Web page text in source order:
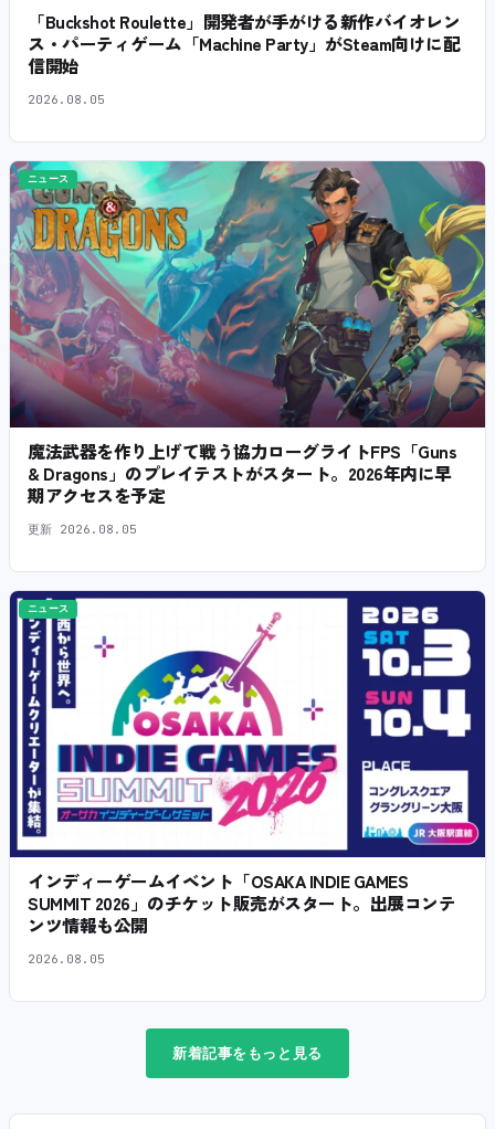
「Buckshot Roulette」開発者が手がける新作バイオレン
ス・パーティゲーム「Machine Party」がSteam向けに配
信開始
2026.08.05
ニュース
魔法武器を作り上げて戦う協力ローグライトFPS「Guns
& Dragons」のプレイテストがスタート。2026年内に早
期アクセスを予定
更新 2026.08.05
ニュース
インディーゲームイベント「OSAKA INDIE GAMES
SUMMIT 2026」のチケット販売がスタート。出展コンテ
ンツ情報も公開
2026.08.05
新着記事をもっと見る